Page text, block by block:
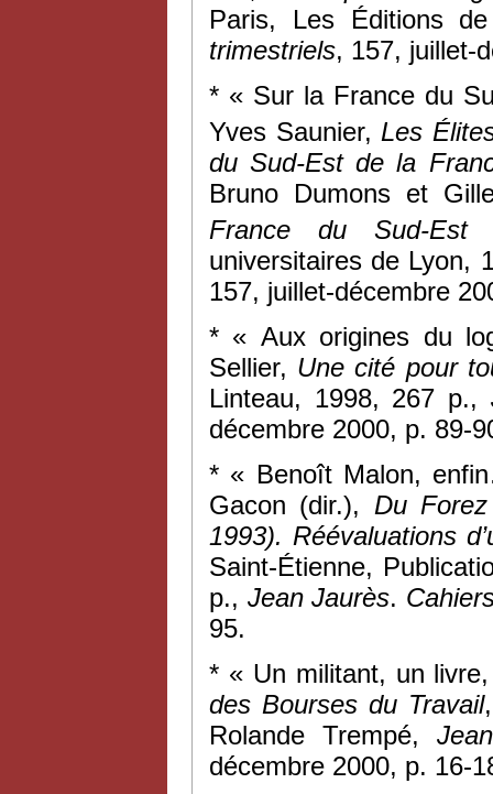
Paris, Les Éditions
trimestriels, 157, juillet-
* « Sur la France du
Yves Saunier, Les
du Sud-Est de la
Bruno Dumons et
France du Sud-
universitaires de Lyon,
157, juillet-décembre
* « Aux origines du
Sellier, Une cité pour
Linteau, 1998, 267 p.,
décembre 2000, p. 89-
* « Benoît Malon,
Gacon (dir.), Du
1993). Réévaluations
Saint-Étienne,
p., Jean Jaurès.
95.
* « Un militant, un
des Bourses du Travail
Rolande Trempé,
décembre 2000, p. 16-